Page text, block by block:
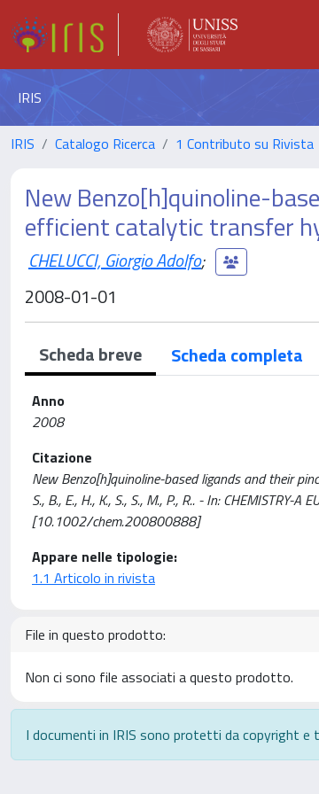
IRIS
IRIS Catalogo Ricerca 1 Contributo su Rivista
New Benzo[h]quinoline-
efficient catalytic transfer
CHELUCCI, Giorgio Adolfo;
2008-01-01
Scheda breve Scheda completa
Anno
2008
Citazione
New Benzo[h]quinoline-based ligands and their
S., B., E., H., K., S., S., M., P., R.. - In:
[10.1002/chem.200800888]
Appare nelle tipologie:
1.1 Articolo in rivista
File in questo prodotto:
Non ci sono file associati a questo prodotto.
I documenti in IRIS sono protetti da copyright